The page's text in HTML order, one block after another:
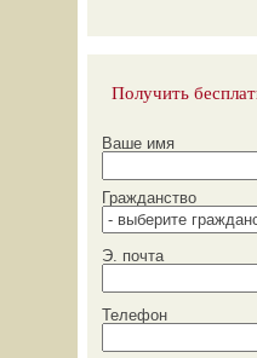
Получить
Ваше имя
Гражданство
Э. почта
Телефон